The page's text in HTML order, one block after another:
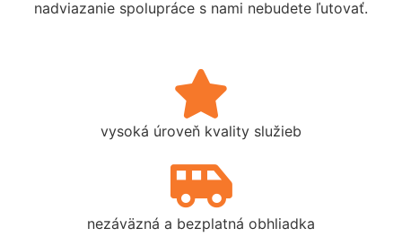
nadviazanie spolupráce s nami nebudete ľutovať.
vysoká úroveň kvality služieb
nezáväzná a bezplatná obhliadka